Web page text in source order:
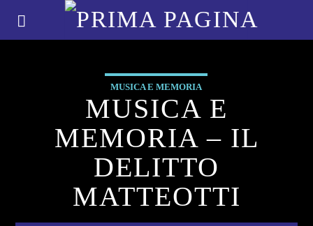
MUSICA E MEMORIA
MUSICA E
MEMORIA – IL
DELITTO
MATTEOTTI